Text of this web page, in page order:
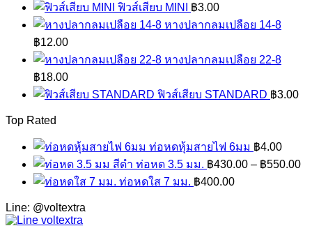
ฟิวส์เสียบ MINI ฿3.00
หางปลากลมเปลือย 14-8
฿12.00
หางปลากลมเปลือย 22-8
฿18.00
ฟิวส์เสียบ STANDARD ฿3.00
Top Rated
ท่อหดหุ้มสายไฟ 6มม ฿4.00
ท่อหด 3.5 มม. ฿430.00 – ฿550.00
ท่อหดใส 7 มม. ฿400.00
Line: @voltextra